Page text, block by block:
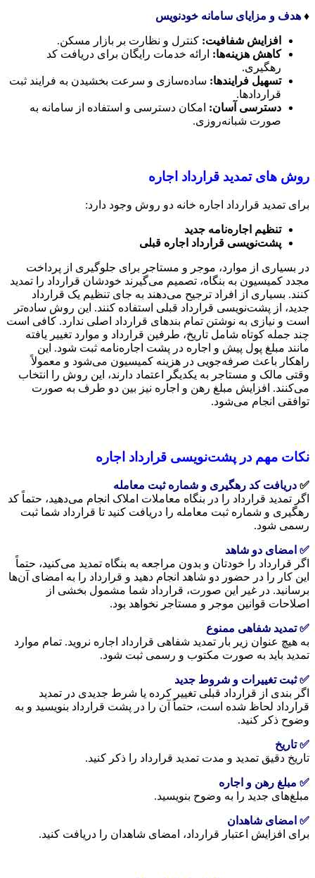
♦️ هدف و مزایای سامانه خودنویس
افزایش شفافیت: کنترل و نظارت بر بازار مسکن.
کاهش هزینه‌ها: ارائه خدمات رایگان برای دریافت کد
رهگیری.
تسهیل فرایندها: ساده‌سازی و سرعت بخشیدن به فرایند ثبت
قراردادها.
دسترسی آسان: امکان دسترسی و استفاده از سامانه به
صورت شبانه‌روزی.
روش های تمدید قرارداد اجاره
برای تمدید قرارداد اجاره خانه دو روش وجود دارد:
تنظیم اجاره‌نامه جدید
پشت‌نویسی قرارداد اجاره قبلی
در بسیاری از موارد، موجر و مستاجر برای جلوگیری از پرداخت
مجدد کمیسیون به بنگاه، تصمیم می‌گیرند خودشان قرارداد را تمدید
کنند. بسیاری از افراد ترجیح می‌دهند به جای تنظیم یک قرارداد
جدید، از پشت‌نویسی قرارداد قبلی استفاده کنند. این روش ساده‌تر
است و نیازی به نوشتن تمام بندهای قرارداد اصلی ندارد. کافی است
چند جمله کوتاه شامل تاریخ، طرفین قرارداد و موارد تغییر یافته
مانند مبلغ پول پیش و اجاره در پشت اجاره‌نامه ثبت شود. این
راهکار باعث صرفه‌جویی در هزینه کمیسیون می‌شود و معمولاً
وقتی مالک و مستاجر به یکدیگر اعتماد دارند، این روش را انتخاب
می‌کنند. افزایش مبلغ رهن و اجاره نیز بین دو طرف به صورت
توافقی انجام می‌شود.
نکات مهم در پشت‌نویسی قرارداد اجاره
✅ دریافت کد رهگیری و شماره ثبت معامله
اگر تمدید قرارداد را در بنگاه معاملات املاک انجام می‌دهید، حتماً کد
رهگیری و شماره ثبت معامله را دریافت کنید تا قرارداد شما ثبت
رسمی شود.
✅ امضای دو شاهد
اگر قرارداد را خودتان و بدون مراجعه به بنگاه تمدید می‌کنید، حتماً
این کار را در حضور دو شاهد انجام دهید و قرارداد را به امضای آن‌ها
برسانید. در غیر این صورت، قرارداد شما مشمول بخشی از
اصلاحات قوانین موجر و مستاجر نخواهد بود.
✅ تمدید شفاهی ممنوع
به هیچ عنوان زیر بار تمدید شفاهی قرارداد اجاره نروید. تمام موارد
تمدید باید به صورت مکتوب و رسمی ثبت شود.
✅ ثبت تغییرات و شروط جدید
اگر بندی از قرارداد قبلی تغییر کرده یا شرط جدیدی در تمدید
قرارداد لحاظ شده است، حتماً آن را در پشت قرارداد بنویسید و به
وضوح ذکر کنید.
✅ تاریخ
تاریخ دقیق تمدید و مدت تمدید قرارداد را ذکر کنید.
✅ مبلغ رهن و اجاره
مبلغ‌های جدید را به وضوح بنویسید.
✅ امضای شاهدان
برای افزایش اعتبار قرارداد، امضای شاهدان را دریافت کنید.